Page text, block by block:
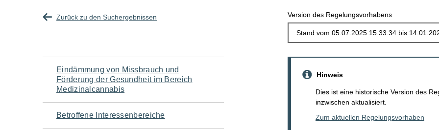
Zurück zu den Suchergebnissen Version des Regelungsvorhabens
Navigation
für
den
Eindämmung von Missbrauch und
Förderung der Gesundheit im Bereich
Medizinalcannabis
Betroffene Interessenbereiche
Hinweis
Dies ist eine historische Version des
inzwischen aktualisiert.
Zum aktuellen Regelungsvorhaben